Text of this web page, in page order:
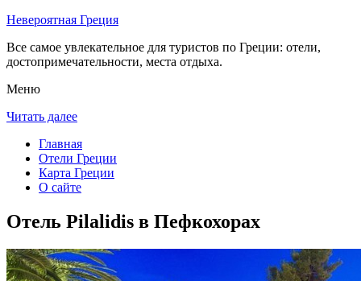
Невероятная Греция
Все самое увлекательное для туристов по Греции: отели,
достопримечательности, места отдыха.
Меню
Читать далее
Главная
Отели Греции
Карта Греции
О сайте
Отель Pilalidis в Пефкохорах